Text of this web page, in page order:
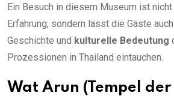
Ein Besuch in diesem Museum ist
Erfahrung, sondern lässt die Gäste
Geschichte und kulturelle Bedeutung
Prozessionen in Thailand eintauchen.
Wat Arun (Tempel der